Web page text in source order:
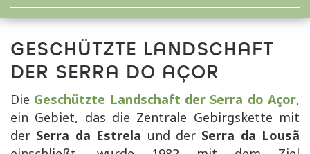
GESCHÜTZTE LANDSCHAFT
DER SERRA DO AÇOR
Die Geschützte Landschaft der Serra do Açor,
ein Gebiet, das die Zentrale Gebirgskette mit
der Serra da Estrela und der Serra da Lousã